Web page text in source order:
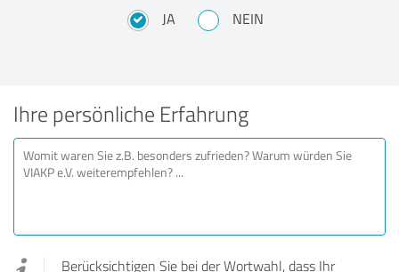
JA NEIN
Ihre persönliche Erfahrung
Berücksichtigen Sie bei der Wortwahl, dass Ihr